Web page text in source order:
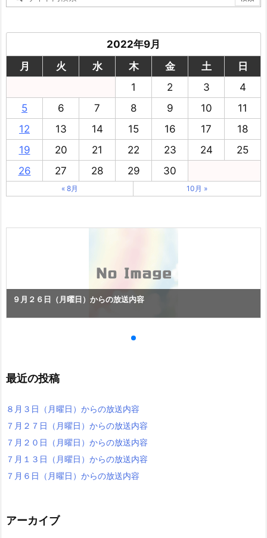
2022年9月
月
火 水 木 金 土
日
1
2 3
4
5
6 7 8 9 10
11
12
13 14 15 16 17
18
19
20 21 22 23 24
25
26
27 28 29 30
« 8月 10月 »
９月２６日（月曜日）からの放送内容
最近の投稿
８月３日（月曜日）からの放送内容
７月２７日（月曜日）からの放送内容
７月２０日（月曜日）からの放送内容
７月１３日（月曜日）からの放送内容
７月６日（月曜日）からの放送内容
アーカイブ